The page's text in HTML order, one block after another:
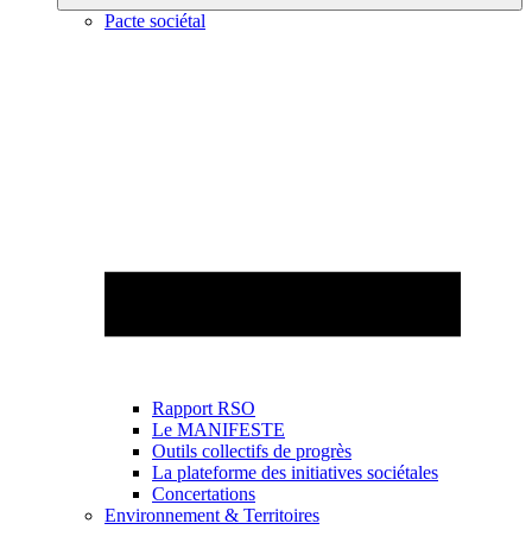
Pacte sociétal
Rapport RSO
Le MANIFESTE
Outils collectifs de progrès
La plateforme des initiatives sociétales
Concertations
Environnement & Territoires